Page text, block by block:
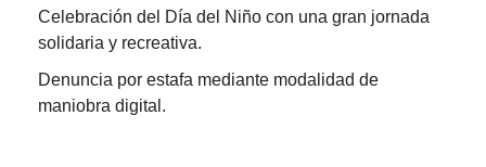
Celebración del Día del Niño con una gran jornada
solidaria y recreativa.
Denuncia por estafa mediante modalidad de
maniobra digital.